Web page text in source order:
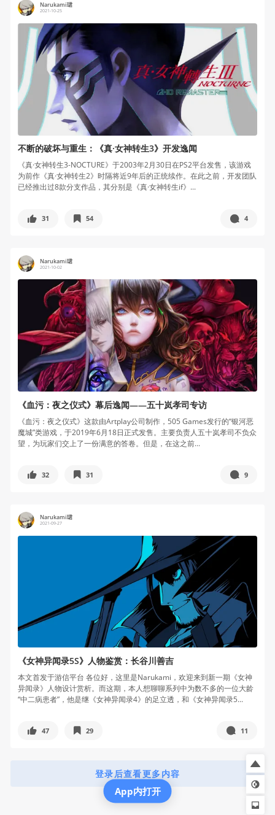
Narukami珺
2021-10-25
不断的破坏与重生：《真·女神转生3》开发逸闻
《真·女神转生3-NOCTURE》于2003年2月30日在PS2平台发售，该游戏
为前作《真·女神转生2》时隔将近9年后的正统续作。在此之前，开发团队
已经推出过8款分支作品，其分别是《真·女神转生if》...
31 54 4
Narukami珺
2021-10-02
《血污：夜之仪式》幕后逸闻——五十岚孝司专访
《血污：夜之仪式》这款由Artplay公司制作，505 Games发行的“银河恶
魔城”类游戏，于2019年6月18日正式发售。主要负责人五十岚孝司不负众
望，为玩家们交上了一份满意的答卷。但是，在这之前...
32 31 9
Narukami珺
2021-09-27
《女神异闻录5S》人物鉴赏：长谷川善吉
本文首发于游信平台 各位好，这里是Narukami，欢迎来到新一期《女神
异闻录》人物设计赏析。而这期，本人想聊聊系列中为数不多的一位大龄
“中二病患者”，他是继《女神异闻录4》的足立透，和《女神异闻录5...
47 29 11
登录后查看更多内容
App内打开